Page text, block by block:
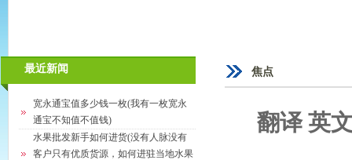
最近新闻
宽永通宝值多少钱一枚(我有一枚宽永
通宝不知值不值钱)
水果批发新手如何进货(没有人脉没有
客户只有优质货源，如何进驻当地水果
焦点
翻译 英